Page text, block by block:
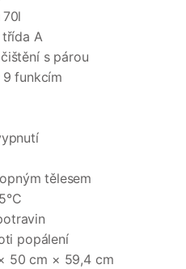
třída A
s párou
funkcím
tělesem
popálení
50 cm × 59,4 cm